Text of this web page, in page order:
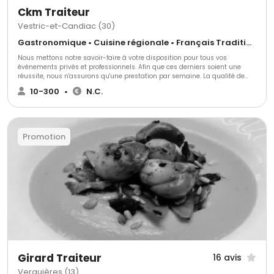
Ckm Traiteur
Vestric-et-Candiac (30)
Gastronomique • Cuisine régionale • Français Traditionnel
Nous mettons notre savoir-faire à votre disposition pour tous vos
événements privés et professionnels. Afin que ces derniers soient une
réussite, nous n'assurons qu'une prestation par semaine. La qualité de
service est notre matrice et vous ne pourrez pas être déçu !
10-300 • N.C.
Promotion
Girard Traiteur 16 avis